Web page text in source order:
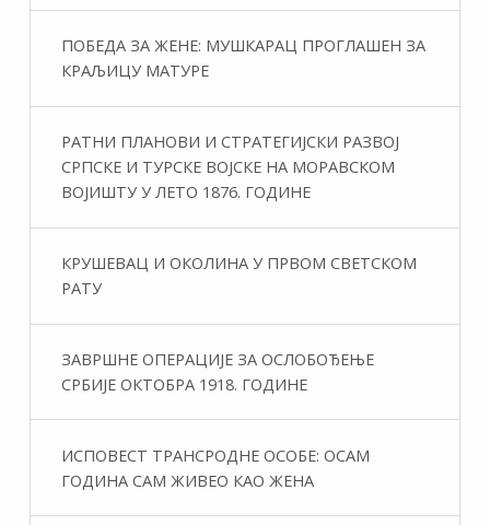
ПОБЕДА ЗА ЖЕНЕ: МУШКАРАЦ ПРОГЛАШЕН ЗА
КРАЉИЦУ МАТУРЕ
РАТНИ ПЛАНОВИ И СТРАТЕГИЈСКИ РАЗВОЈ
СРПСКЕ И ТУРСКЕ ВОЈСКЕ НА МОРАВСКОМ
ВОЈИШТУ У ЛЕТО 1876. ГОДИНЕ
КРУШЕВАЦ И ОКОЛИНА У ПРВОМ СВЕТСКОМ
РАТУ
ЗАВРШНЕ ОПЕРАЦИЈЕ ЗА ОСЛОБОЂЕЊЕ
СРБИЈЕ ОКТОБРА 1918. ГОДИНЕ
ИСПОВЕСТ ТРАНСРОДНЕ ОСОБЕ: ОСАМ
ГОДИНА САМ ЖИВЕО КАО ЖЕНА